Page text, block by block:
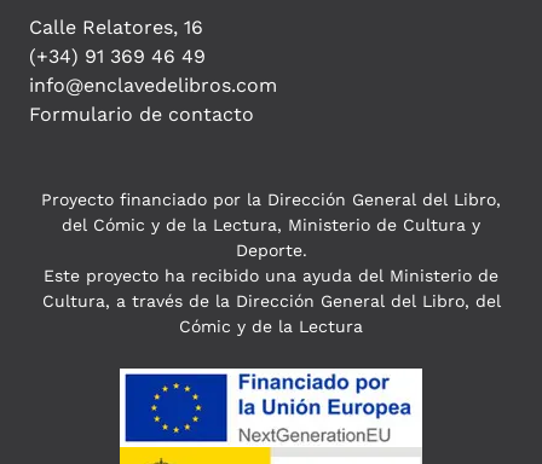
Calle Relatores, 16
(+34) 91 369 46 49
info@enclavedelibros.com
Formulario de contacto
Proyecto financiado por la Dirección General del Libro,
del Cómic y de la Lectura, Ministerio de Cultura y
Deporte.
Este proyecto ha recibido una ayuda del Ministerio de
Cultura, a través de la Dirección General del Libro, del
Cómic y de la Lectura